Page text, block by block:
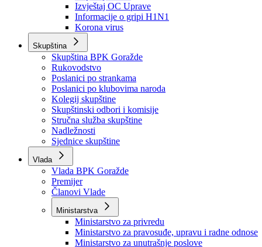
Obavještenja Vlade
Izvještajno prognozna služba Ministarstva privrede
Izvještaj o radu
Izvještaj OC Uprave
Informacije o gripi H1N1
Korona virus
Skupština
Skupština BPK Goražde
Rukovodstvo
Poslanici po strankama
Poslanici po klubovima naroda
Kolegij skupštine
Skupštinski odbori i komisije
Stručna služba skupštine
Nadležnosti
Sjednice skupštine
Vlada
Vlada BPK Goražde
Premijer
Članovi Vlade
Ministarstva